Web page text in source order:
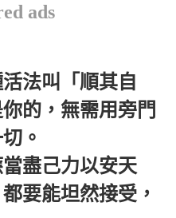
ads
法叫「順其自
的，無需用旁門
。
盡己力以安天
要能坦然接受，